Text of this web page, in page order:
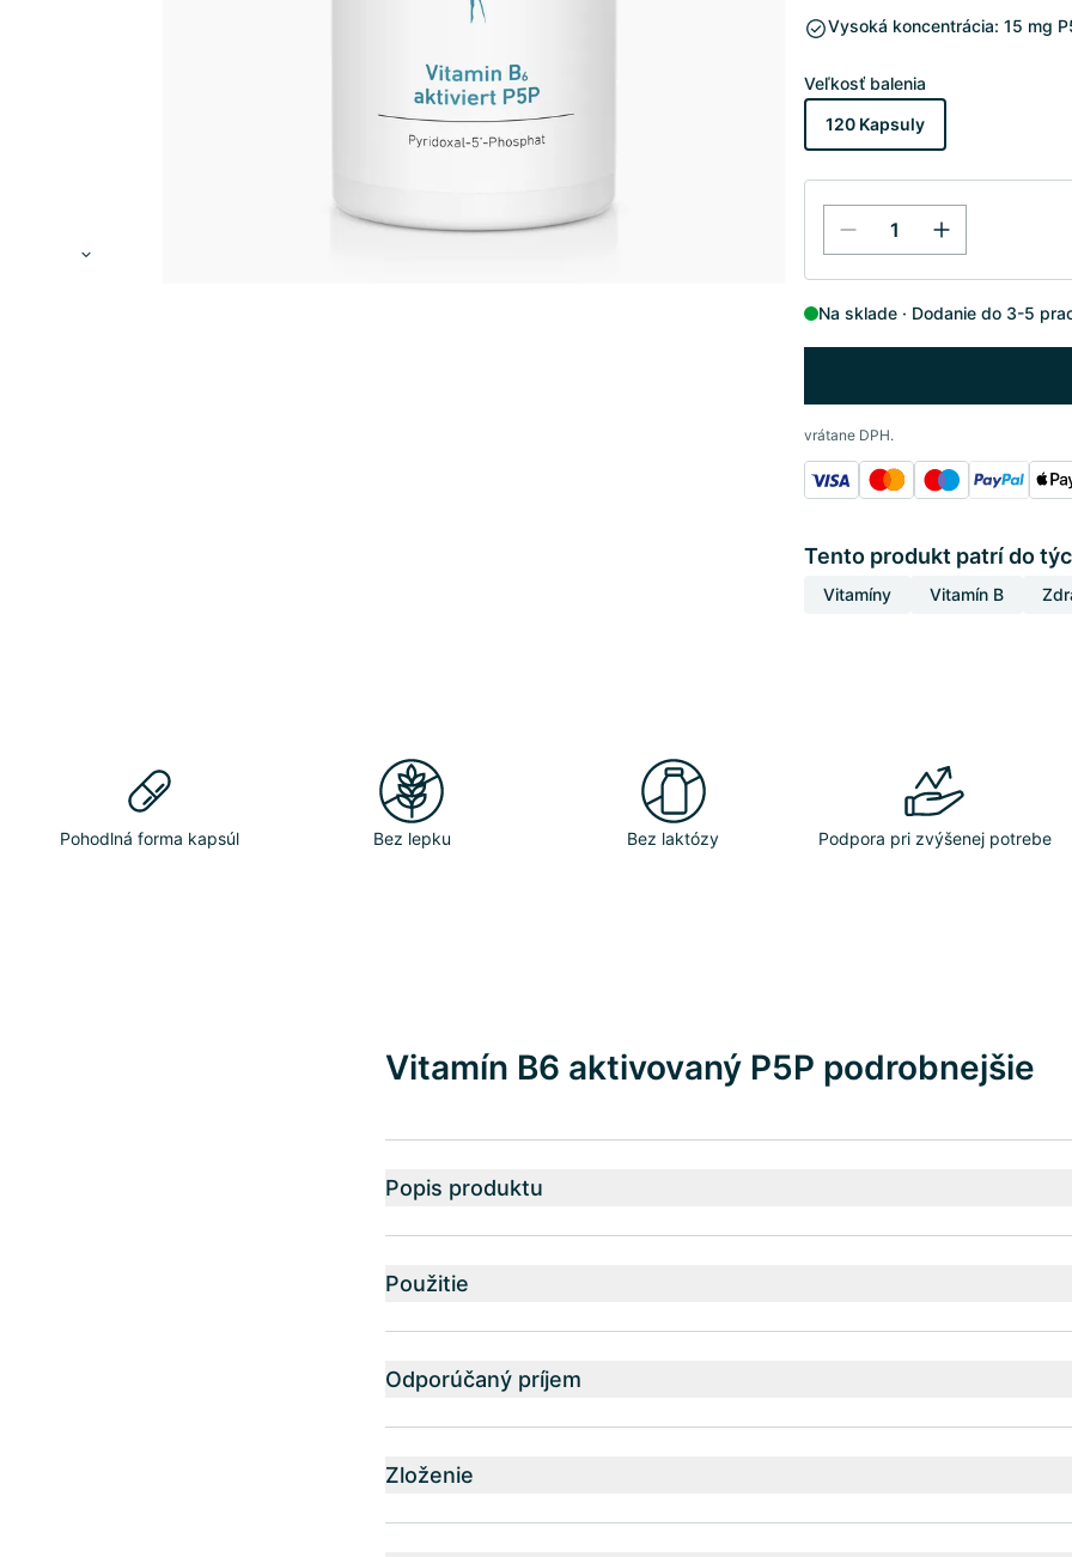
Vysoká koncentrácia: 15 mg
Veľkosť balenia
120 Kapsuly
Na sklade Dodanie do 3-5
vrátane DPH.
Tento produkt patrí do
Vitamíny Vitamín B
Pohodlná forma kapsúl Bez lepku Bez laktózy Podpora pri zvýšenej potrebe
Vitamín B6 aktivovaný P5P podrobnejšie
Popis produktu
Použitie
Odporúčaný príjem
Zloženie